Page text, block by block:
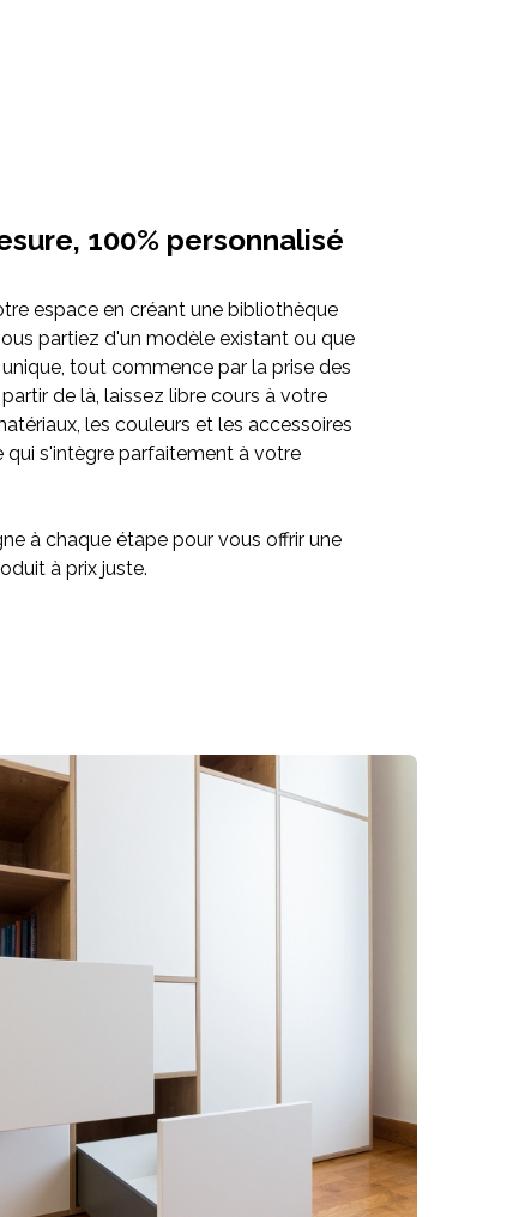
100% personnalisé
espace en créant une bibliothèque
partiez d'un modèle existant ou que
tout commence par la prise des
de là, laissez libre cours à votre
les couleurs et les accessoires
s'intègre parfaitement à votre
à chaque étape pour vous offrir une
à prix juste.